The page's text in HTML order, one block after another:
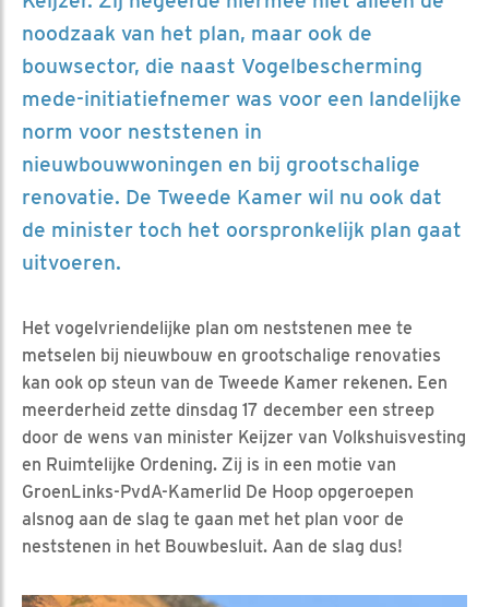
noodzaak van het plan, maar ook de
bouwsector, die naast Vogelbescherming
mede-initiatiefnemer was voor een landelijke
norm voor neststenen in
nieuwbouwwoningen en bij grootschalige
renovatie. De Tweede Kamer wil nu ook dat
de minister toch het oorspronkelijk plan gaat
uitvoeren.
Het vogelvriendelijke plan om neststenen mee te
metselen bij nieuwbouw en grootschalige renovaties
kan ook op steun van de Tweede Kamer rekenen. Een
meerderheid zette dinsdag 17 december een streep
door de wens van minister Keijzer van Volkshuisvesting
en Ruimtelijke Ordening. Zij is in een motie van
GroenLinks-PvdA-Kamerlid De Hoop opgeroepen
alsnog aan de slag te gaan met het plan voor de
neststenen in het Bouwbesluit. Aan de slag dus!